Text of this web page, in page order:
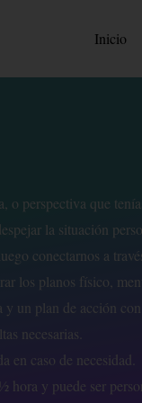
Inicio
o perspectiva que
la situación
conectarnos a
los planos físico,
un plan de acción
necesarias.
en caso de necesidad.
hora y puede ser